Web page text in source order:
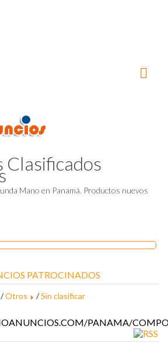
Clasificados
Mano en Panamá. Productos nuevos
PATROCINADOS
/Otros /Sin clasificar